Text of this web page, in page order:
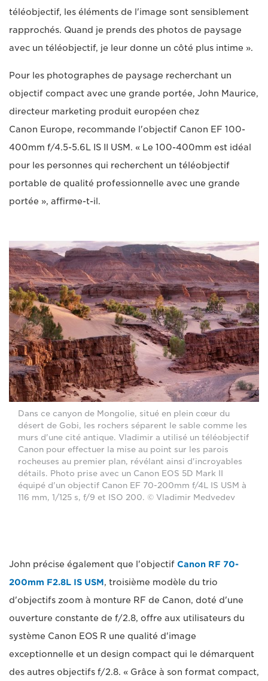
téléobjectif, les éléments de l'image sont sensiblement
rapprochés. Quand je prends des photos de paysage
avec un téléobjectif, je leur donne un côté plus intime ».
Pour les photographes de paysage recherchant un
objectif compact avec une grande portée, John Maurice,
directeur marketing produit européen chez
Canon Europe, recommande l'objectif Canon EF 100-
400mm f/4.5-5.6L IS II USM. « Le 100-400mm est idéal
pour les personnes qui recherchent un téléobjectif
portable de qualité professionnelle avec une grande
portée », affirme-t-il.
Dans ce canyon de Mongolie, situé en plein cœur du
désert de Gobi, les rochers séparent le sable comme les
murs d'une cité antique. Vladimir a utilisé un téléobjectif
Canon pour effectuer la mise au point sur les parois
rocheuses au premier plan, révélant ainsi d'incroyables
détails. Photo prise avec un Canon EOS 5D Mark II
équipé d'un objectif Canon EF 70-200mm f/4L IS USM à
116 mm, 1/125 s, f/9 et ISO 200. © Vladimir Medvedev
John précise également que l'objectif Canon RF 70-
200mm F2.8L IS USM, troisième modèle du trio
d'objectifs zoom à monture RF de Canon, doté d'une
ouverture constante de f/2.8, offre aux utilisateurs du
système Canon EOS R une qualité d'image
exceptionnelle et un design compact qui le démarquent
des autres objectifs f/2.8. « Grâce à son format compact,